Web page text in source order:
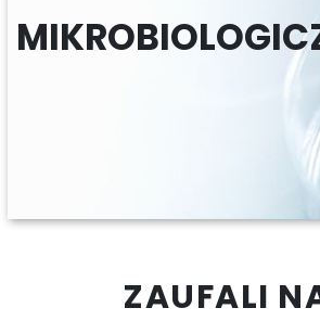
ZAUFALI